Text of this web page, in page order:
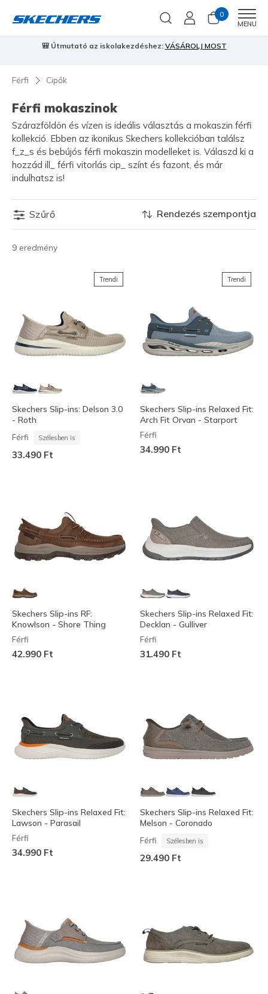
0
MENU
🎒 Útmutató az iskolakezdéshez: VÁSÁROLJ MOST
Férfi Cipők
Férfi mokaszinok
Szárazföldön és vízen is ideális választás a mokaszin férfi
kollekció. Ebben az ikonikus Skechers kollekcióban találsz
f_z_s és bebújós férfi mokaszin modelleket is. Válaszd ki a
hozzád ill_ férfi vitorlás cip_ színt és fazont, és már
indulhatsz is!
Szűrő
9 eredmény
Rendezés szempontja
Trendi
Skechers Slip-ins: Delson 3.0
- Roth
Férfi Szélesben is
33.490 Ft
Trendi
Skechers Slip-ins Relaxed Fit:
Arch Fit Orvan - Starport
Férfi
34.990 Ft
Skechers Slip-ins RF:
Knowlson - Shore Thing
Férfi
42.990 Ft
Skechers Slip-ins Relaxed Fit:
Decklan - Gulliver
Férfi
31.490 Ft
Skechers Slip-ins Relaxed Fit:
Lawson - Parasail
Férfi
34.990 Ft
Skechers Slip-ins Relaxed Fit:
Melson - Coronado
Férfi Szélesben is
29.490 Ft